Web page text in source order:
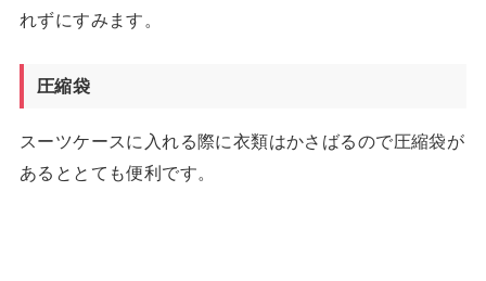
れずにすみます。
圧縮袋
スーツケースに入れる際に衣類はかさばるので圧縮袋が
あるととても便利です。